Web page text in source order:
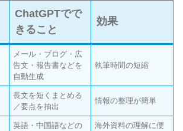
ChatGPTでで
きること
効果
メール・ブログ・広
告文・報告書などを
自動生成
執筆時間の短縮
長文を短くまとめる
／要点を抽出
情報の整理が簡単
英語・中国語などの
海外資料の理解に便